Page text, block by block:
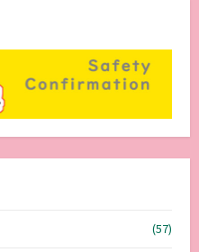
(57)